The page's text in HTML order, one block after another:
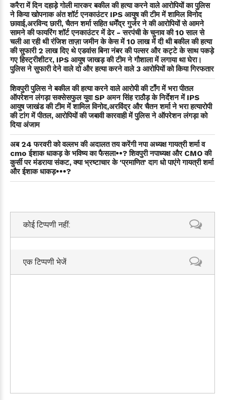
करैरा में दिन दहाड़े गोली मारकर बकील की हत्या करने वाले आरोपियों का पुलिस
ने किया खोपनाक अंत शॉर्ट एनकाउंटर IPS आयुष की टीम में शामिल विनोद
छावाई,अरविन्द छारी, चैतन शर्मा सहित धर्मेंद्र गुर्जर ने की आरोपियों से आमने
सामने की फायरिंग शॉर्ट एनकाउंटर में ढेर - सरपंची के चुनाव की 10 साल से
चली आ रही थी रंजिश ताज़ा जमीन के केस में 10 लाख में दी थी बकील की हत्या
की सुफारी 2 लाख दिए थे एडवांस बिना नंबर की पल्सर और कट्टे के साथ पकड़े
गए हिस्ट्रीशीटर, IPS आयुष जाखड़ की टीम ने गौशाला में लगाया था घेरा।
पुलिस ने सुफारी देने वाले दो और हत्या करने वाले 3 आरोपियों को किया गिरफतार
शिवपुरी पुलिस ने बकील की हत्या करने वाले आरोपी की टाँग में भरा पीतल
ऑपरेशन लंगड़ा सक्सेसफुल युवा SP अमन सिंह राठौड़ के निर्देशन में IPS
आयुष जाखंड की टीम में शामिल विनोद,अरविंद्र और चैतन शर्मा ने भरा हत्यारोपी
की टांग में पीतल, आरोपियों की जबावी कारवाही में पुलिस ने ऑपरेशन लंगड़ा को
दिया अंजाम
अब 24 फरवरी को वल्लभ की अदालत तय करेंगी नपा अध्यक्ष गायत्री शर्मा व
cmo ईशाक धाकड़ के भविष्य का फैसला••? शिवपुरी नपाध्यक्ष और CMO की
कुर्सी पर मंडराया संकट, क्या भ्रष्टाचार के 'प्रमाणित' दाग धो पाएंगे गायत्री शर्मा
और ईशाक धाकड़•••?
कोई टिप्पणी नहीं:
एक टिप्पणी भेजें